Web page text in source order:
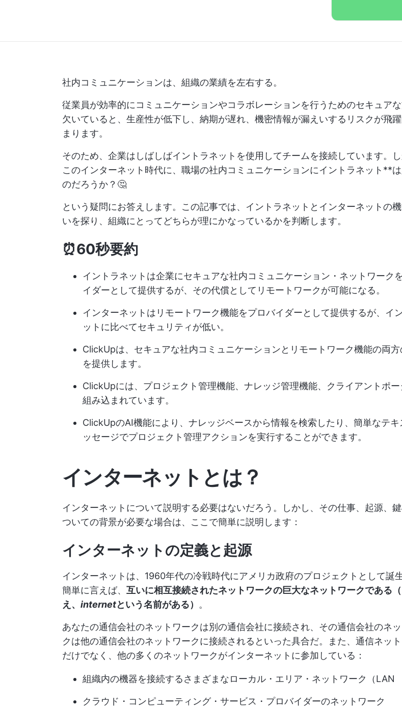
社内コミュニケーションは、組織の業績を左右する。
従業員が効率的にコミュニケーションやコラボレーションを行うためのセキュア
欠いていると、生産性が低下し、納期が遅れ、機密情報が漏えいするリスクが飛
まります。
そのため、企業はしばしばイントラネットを使用してチームを接続しています。し
このインターネット時代に、職場の社内コミュニケーションにイントラネット**
のだろうか？🤔
という疑問にお答えします。この記事では、イントラネットとインターネットの
いを探り、組織にとってどちらが理にかなっているかを判断します。
⏰60秒要約
イントラネットは企業にセキュアな社内コミュニケーション・ネットワーク
イダーとして提供するが、その代償としてリモートワークが可能になる。
インターネットはリモートワーク機能をプロバイダーとして提供するが、イ
ットに比べてセキュリティが低い。
ClickUpは、セキュアな社内コミュニケーションとリモートワーク機能の両
を提供します。
ClickUpには、プロジェクト管理機能、ナレッジ管理機能、クライアントポ
組み込まれています。
ClickUpのAI機能により、ナレッジベースから情報を検索したり、簡単なテキ
ッセージでプロジェクト管理アクションを実行することができます。
インターネットとは？
インターネットについて説明する必要はないだろう。しかし、その仕事、起源、
ついての背景が必要な場合は、ここで簡単に説明します：
インターネットの定義と起源
インターネットは、1960年代の冷戦時代にアメリカ政府のプロジェクトとして誕生
簡単に言えば、 互いに相互接続されたネットワークの巨大なネットワークである
え、 internetという名前がある） 。
あなたの通信会社のネットワークは別の通信会社に接続され、その通信会社のネ
クは他の通信会社のネットワークに接続されるといった具合だ。また、通信ネッ
だけでなく、他の多くのネットワークがインターネットに参加している：
組織内の機器を接続するさまざまなローカル・エリア・ネットワーク（LAN
クラウド・コンピューティング・サービス・プロバイダーのネットワーク